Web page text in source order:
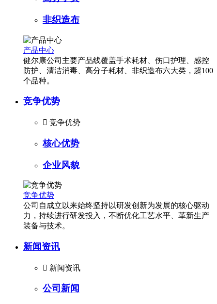
非织造布
产品中心
健尔康公司主要产品线覆盖手术耗材、伤口护理、感控
防护、清洁消毒、高分子耗材、非织造布六大类，超100
个品种。
竞争优势
 竞争优势
核心优势
企业风貌
竞争优势
公司自成立以来始终坚持以研发创新为发展的核心驱动
力，持续进行研发投入，不断优化工艺水平、革新生产
装备与技术。
新闻资讯
 新闻资讯
公司新闻